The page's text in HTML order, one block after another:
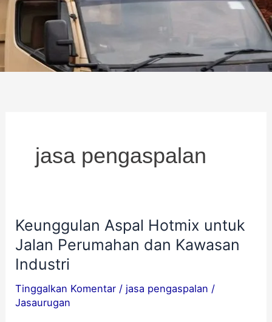
jasa pengaspalan
Keunggulan Aspal Hotmix untuk
Jalan Perumahan dan Kawasan
Industri
Tinggalkan Komentar / jasa pengaspalan /
Jasaurugan
Keunggulan
Aspal
Hotmix
Jalan